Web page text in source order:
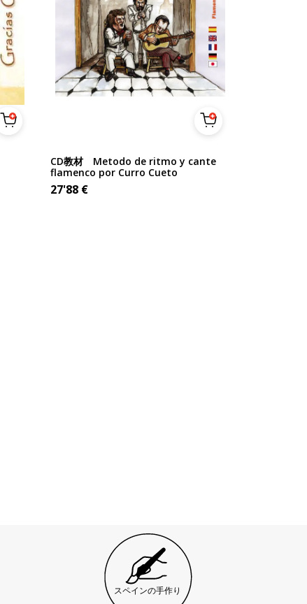
CD教材 Metodo de ritmo y cante
flamenco por Curro Cueto
27'88 €
スペインの手作り